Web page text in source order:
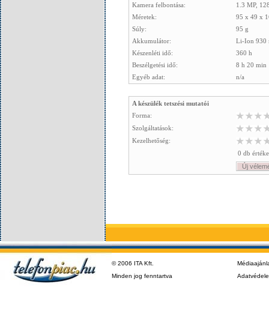
Kamera felbontása:
1.3 MP,
Méretek:
95 x 49 x
Súly:
95 g
Akkumulátor:
Li-Ion 930
Készenléti idő:
360 h
Beszélgetési idő:
8 h 20 min
Egyéb adat:
n/a
A készülék tetszési mutatói
Forma:
Szolgáltatások:
Kezelhetőség:
0 db
Új
© 2006 ITA Kft.
Minden jog fenntartva